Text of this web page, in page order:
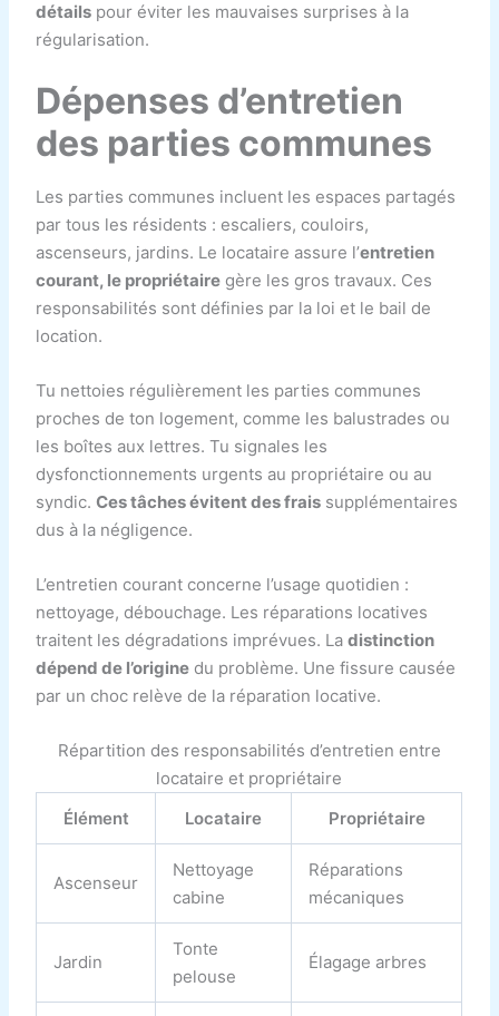
détails pour éviter les mauvaises surprises à la
régularisation.
Dépenses d’entretien
des parties communes
Les parties communes incluent les espaces partagés
par tous les résidents : escaliers, couloirs,
ascenseurs, jardins. Le locataire assure l’entretien
courant, le propriétaire gère les gros travaux. Ces
responsabilités sont définies par la loi et le bail de
location.
Tu nettoies régulièrement les parties communes
proches de ton logement, comme les balustrades ou
les boîtes aux lettres. Tu signales les
dysfonctionnements urgents au propriétaire ou au
syndic.Ces tâches évitent des frais supplémentaires
dus à la négligence.
L’entretien courant concerne l’usage quotidien :
nettoyage, débouchage. Les réparations locatives
traitent les dégradations imprévues. Ladistinction
dépend de l’origine du problème. Une fissure causée
par un choc relève de la réparation locative.
Répartition des responsabilités d’entretien entre
locataire et propriétaire
Élément
Locataire Propriétaire
Ascenseur
Nettoyage
cabine
Réparations
mécaniques
Jardin
Tonte
pelouse
Élagage arbres